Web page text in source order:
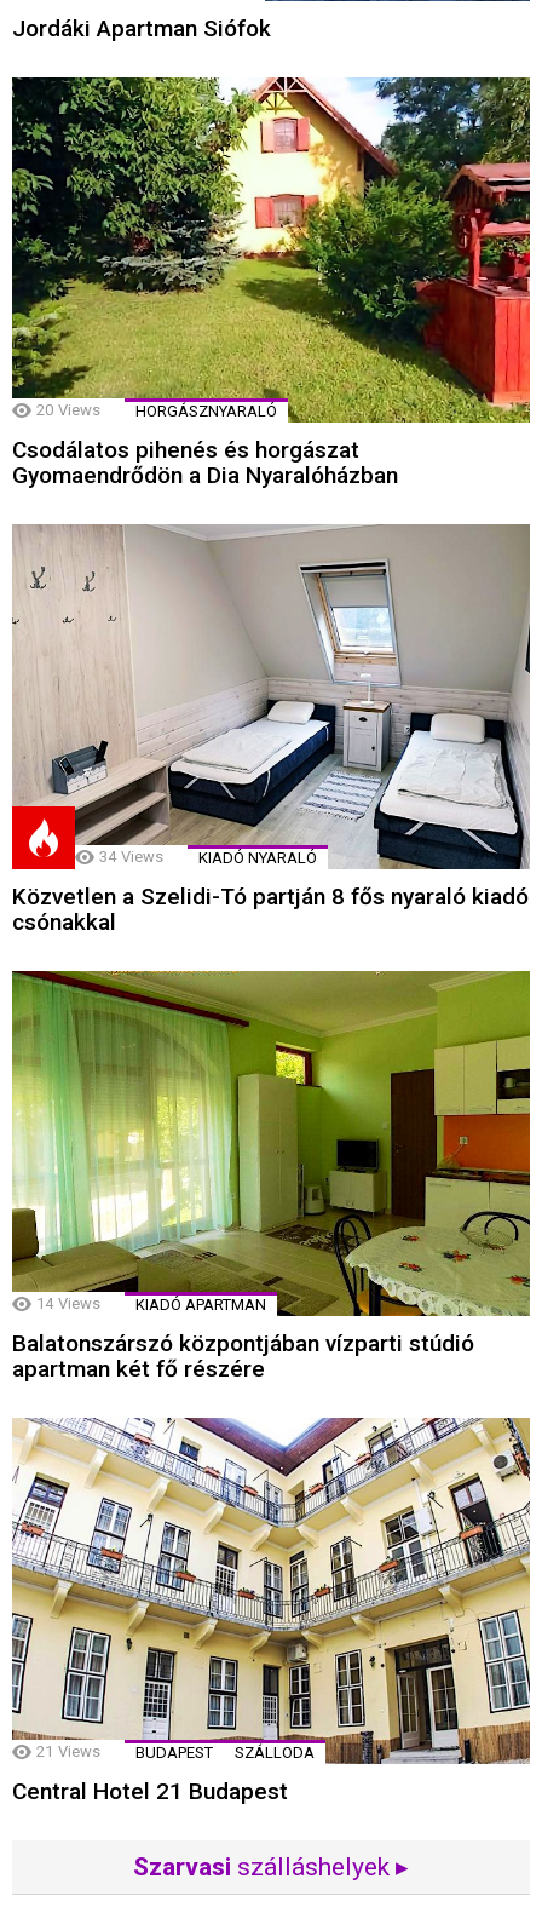
Jordáki Apartman Siófok
20 Views HORGÁSZNYARALÓ
Csodálatos pihenés és horgászat
Gyomaendrődön a Dia Nyaralóházban
34 Views KIADÓ NYARALÓ
Közvetlen a Szelidi-Tó partján 8 fős nyaraló kiadó
csónakkal
14 Views KIADÓ APARTMAN
Balatonszárszó központjában vízparti stúdió
apartman két fő részére
21 Views BUDAPEST SZÁLLODA
Central Hotel 21 Budapest
Szarvasi szálláshelyek ▸